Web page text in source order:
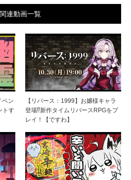
関連動画一覧
ベン
トす
【リバース：1999】お嬢様キャラ
登場⁉新作タイムリバースRPGをプ
レイ！【ですわ】